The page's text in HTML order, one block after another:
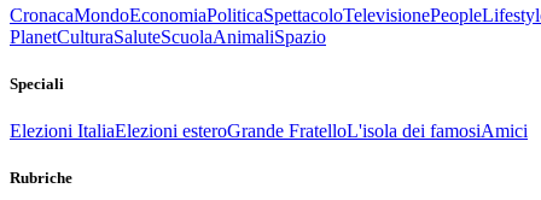
CronacaMondoEconomiaPoliticaSpettacoloTelevisionePeople
PlanetCulturaSaluteScuolaAnimaliSpazio
Speciali
Elezioni ItaliaElezioni esteroGrande FratelloL'isola dei famosiAmici
Rubriche